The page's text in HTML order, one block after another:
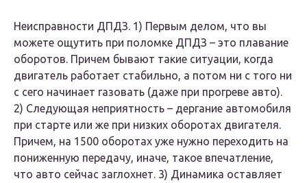
Неисправности ДПДЗ. 1) Первым делом, что вы
можете ощутить при поломке ДПДЗ – это плавание
оборотов. Причем бывают такие ситуации, когда
двигатель работает стабильно, а потом ни с того ни
с сего начинает газовать (даже при прогреве авто).
2) Следующая неприятность – дергание автомобиля
при старте или же при низких оборотах двигателя.
Причем, на 1500 оборотах уже нужно переходить на
пониженную передачу, иначе, такое впечатление,
что авто сейчас заглохнет. 3) Динамика оставляет